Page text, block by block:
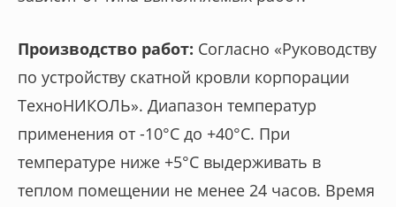
Производство работ: Согласно «Руководству
по устройству скатной кровли корпорации
ТехноНИКОЛЬ». Диапазон температур
применения от -10°С до +40°С. При
температуре ниже +5°С выдерживать в
теплом помещении не менее 24 часов. Время